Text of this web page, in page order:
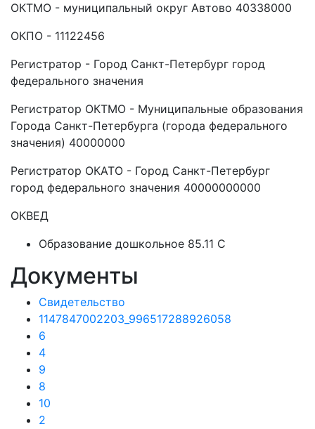
ОКТМО - муниципальный округ Автово 40338000
ОКПО - 11122456
Регистратор - Город Санкт-Петербург город
федерального значения
Регистратор ОКТМО - Муниципальные образования
Города Санкт-Петербурга (города федерального
значения) 40000000
Регистратор ОКАТО - Город Санкт-Петербург
город федерального значения 40000000000
ОКВЕД
Образование дошкольное 85.11 C
Документы
Свидетельство
1147847002203_996517288926058
6
4
9
8
10
2